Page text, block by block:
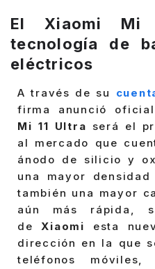
El Xiaomi Mi
tecnología de
eléctricos
A través de su
firma anunció
Mi 11 Ultra será el
al mercado que
ánodo de silicio y
una mayor
también una mayor
aún más rápida,
deXiaomi esta
dirección en la que
teléfonos